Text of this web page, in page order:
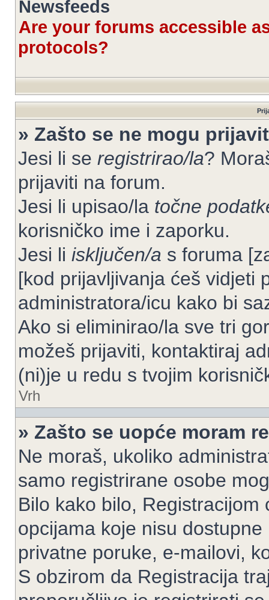
Newsfeeds
Are your forums accessible
protocols?
» Zašto se ne mogu
Jesi li se registrirao/la?
prijaviti na forum.
Jesi li upisao/la točne
korisničko ime i zaporku.
Jesi li isključen/a s foruma
[kod prijavljivanja ćeš vidjeti
administratora/icu kako bi
Ako si eliminirao/la sve tri
možeš prijaviti, kontaktiraj
(ni)je u redu s tvojim
Vrh
» Zašto se uopće moram
Ne moraš, ukoliko
samo registrirane osobe
Bilo kako bilo,
opcijama koje nisu
privatne poruke, e-mailovi,
S obzirom da Registracija